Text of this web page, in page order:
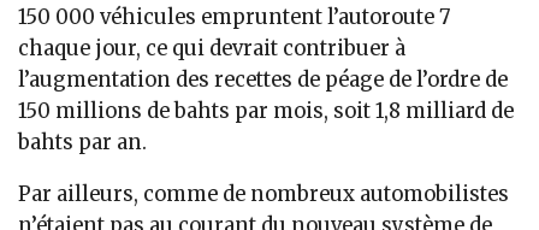
150 000 véhicules empruntent l’autoroute 7
chaque jour, ce qui devrait contribuer à
l’augmentation des recettes de péage de l’ordre de
150 millions de bahts par mois, soit 1,8 milliard de
bahts par an.
Par ailleurs, comme de nombreux automobilistes